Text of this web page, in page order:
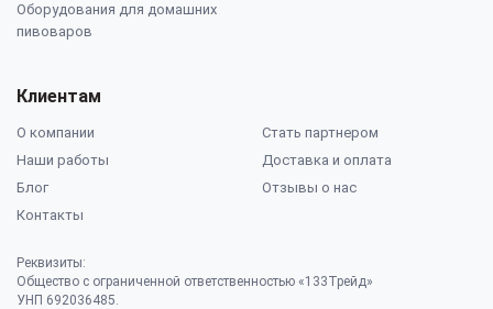
Оборудования для домашних
пивоваров
Клиентам
О компании
Стать партнером
Наши работы
Доставка и оплата
Блог
Отзывы о нас
Контакты
Реквизиты:
Общество с ограниченной ответственностью «133Трейд»
УНП 692036485​.